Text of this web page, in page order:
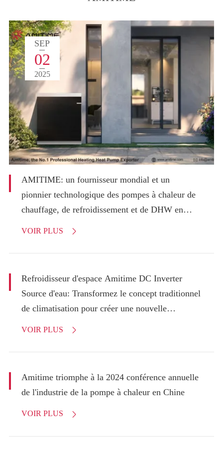
SEP
02
2025
AMITIME: un fournisseur mondial et un
pionnier technologique des pompes à chaleur de
chauffage, de refroidissement et de DHW en
VOIR PLUS 
Refroidisseur d'espace Amitime DC Inverter
Source d'eau: Transformez le concept traditionnel
de climatisation pour créer une nouvelle
VOIR PLUS 
Amitime triomphe à la 2024 conférence annuelle
de l'industrie de la pompe à chaleur en Chine
VOIR PLUS 